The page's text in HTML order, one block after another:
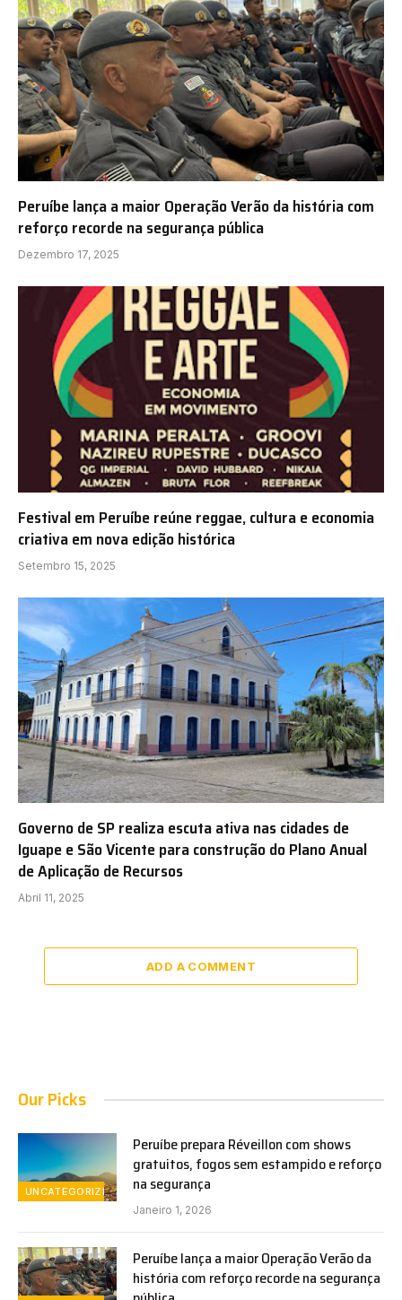
Peruíbe lança a maior Operação Verão da história com
reforço recorde na segurança pública
Dezembro 17, 2025
Festival em Peruíbe reúne reggae, cultura e economia
criativa em nova edição histórica
Setembro 15, 2025
Governo de SP realiza escuta ativa nas cidades de
Iguape e São Vicente para construção do Plano Anual
de Aplicação de Recursos
Abril 11, 2025
ADD A COMMENT
Our Picks
UNCATEGORIZED
Peruíbe prepara Réveillon com shows
gratuitos, fogos sem estampido e reforço
na segurança
Janeiro 1, 2026
Peruíbe lança a maior Operação Verão da
história com reforço recorde na segurança